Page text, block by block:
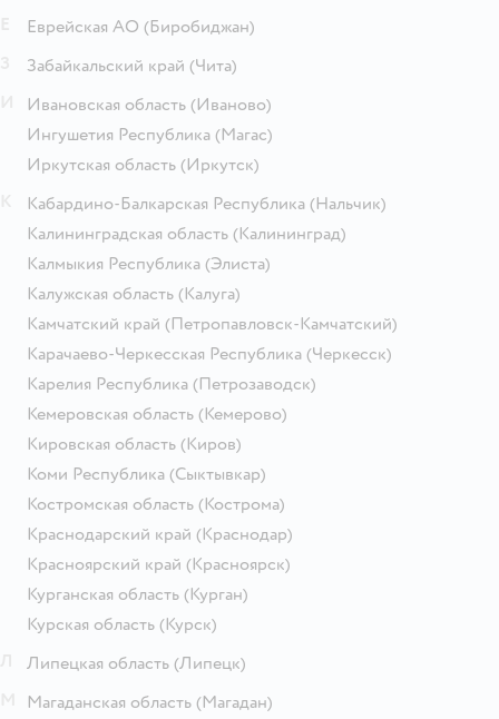
Еврейская АО (Биробиджан)
Забайкальский край (Чита)
Ивановская область (Иваново)
Ингушетия Республика (Магас)
Иркутская область (Иркутск)
Кабардино-Балкарская Республика (Нальчик)
Калининградская область (Калининград)
Калмыкия Республика (Элиста)
Калужская область (Калуга)
Камчатский край (Петропавловск-Камчатский)
Карачаево-Черкесская Республика (Черкесск)
Карелия Республика (Петрозаводск)
Кемеровская область (Кемерово)
Кировская область (Киров)
Коми Республика (Сыктывкар)
Костромская область (Кострома)
Краснодарский край (Краснодар)
Красноярский край (Красноярск)
Курганская область (Курган)
Курская область (Курск)
Липецкая область (Липецк)
Магаданская область (Магадан)